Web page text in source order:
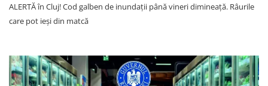
ALERTĂ în Cluj! Cod galben de inundații până vineri dimineață. Râurile
care pot ieși din matcă